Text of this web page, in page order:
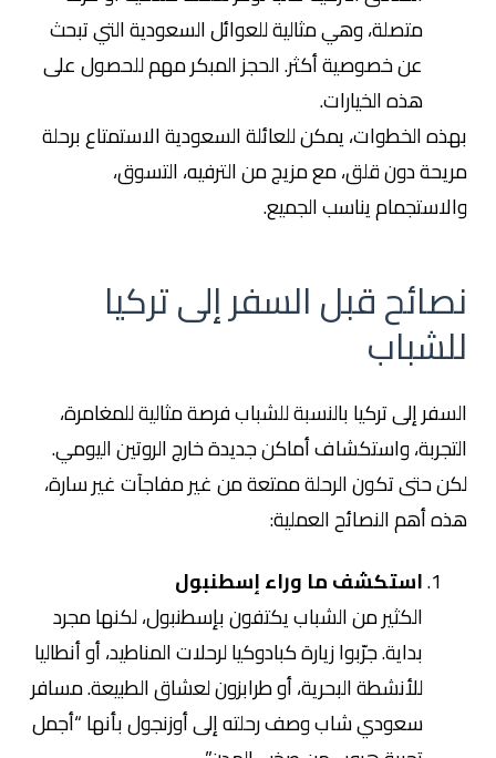
متصلة، وهي مثالية للعوائل السعودية التي تبحث
عن خصوصية أكثر. الحجز المبكر مهم للحصول على
هذه الخيارات.
بهذه الخطوات، يمكن للعائلة السعودية الاستمتاع برحلة
مريحة دون قلق، مع مزيج من الترفيه، التسوق،
والاستجمام يناسب الجميع.
نصائح قبل السفر إلى تركيا
للشباب
السفر إلى تركيا بالنسبة للشباب فرصة مثالية للمغامرة،
التجربة، واستكشاف أماكن جديدة خارج الروتين اليومي.
لكن حتى تكون الرحلة ممتعة من غير مفاجآت غير سارة،
هذه أهم النصائح العملية:
استكشف ما وراء إسطنبول
الكثير من الشباب يكتفون بإسطنبول، لكنها مجرد
بداية. جرّبوا زيارة كبادوكيا لرحلات المناطيد، أو أنطاليا
للأنشطة البحرية، أو طرابزون لعشاق الطبيعة. مسافر
سعودي شاب وصف رحلته إلى أوزنجول بأنها “أجمل